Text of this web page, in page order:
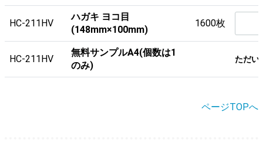
HC-211HV
ハガキ ヨコ目
(148mm×100mm)
1600枚
HC-211HV
無料サンプルA4(個数は1
のみ)
ただい
ページTOPへ